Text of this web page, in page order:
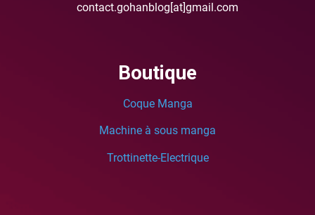
contact.gohanblog[at]gmail.com
Boutique
Coque Manga
Machine à sous manga
Trottinette-Electrique